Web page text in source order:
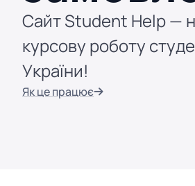
Сайт Student Help —
курсову роботу
України!
Як це працює